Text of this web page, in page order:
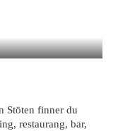
Stöten finner du
restaurang, bar,